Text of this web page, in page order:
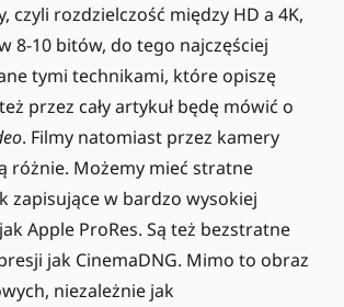
czyli rozdzielczość między HD a 4K,
8-10 bitów, do tego najczęściej
tymi technikami, które opiszę
przez cały artykuł będę mówić o
. Filmy natomiast przez kamery
różnie. Możemy mieć stratne
zapisujące w bardzo wysokiej
Apple ProRes. Są też bezstratne
jak CinemaDNG. Mimo to obraz
niezależnie jak